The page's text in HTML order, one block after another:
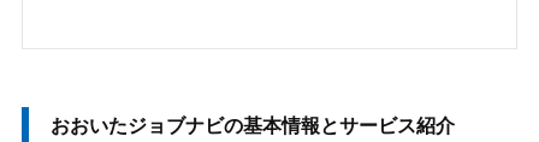
おおいたジョブナビの基本情報とサービス紹介